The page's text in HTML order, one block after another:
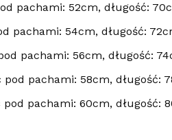
pachami: 52cm, długość:
pachami: 54cm, długość:
pachami: 56cm, długość:
pod pachami: 58cm, długość:
pod pachami: 60cm, długość: